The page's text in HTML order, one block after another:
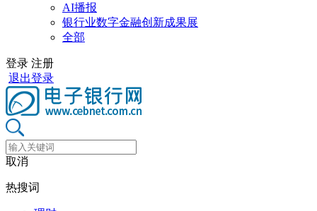
AI播报
银行业数字金融创新成果展
全部
登录 注册
退出登录
取消
热搜词